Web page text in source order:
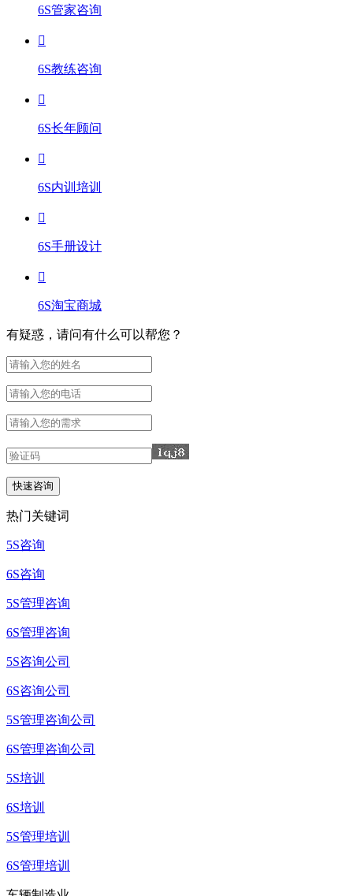
6S管家咨询
6S教练咨询
6S长年顾问
6S内训培训
6S手册设计
6S淘宝商城
有疑惑，请问有什么可以帮您？
热门关键词
5S咨询
6S咨询
5S管理咨询
6S管理咨询
5S咨询公司
6S咨询公司
5S管理咨询公司
6S管理咨询公司
5S培训
6S培训
5S管理培训
6S管理培训